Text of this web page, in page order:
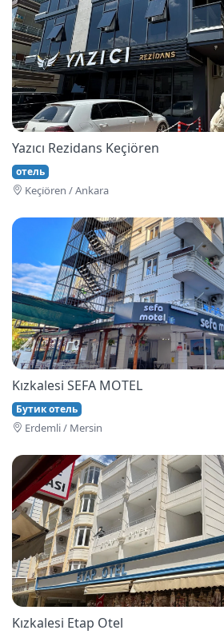
Yazıcı Rezidans Keçiören
отель
Keçi̇ören / Ankara
Kızkalesi SEFA MOTEL
Бутик отель
Erdemli / Mersin
Kızkalesi Etap Otel